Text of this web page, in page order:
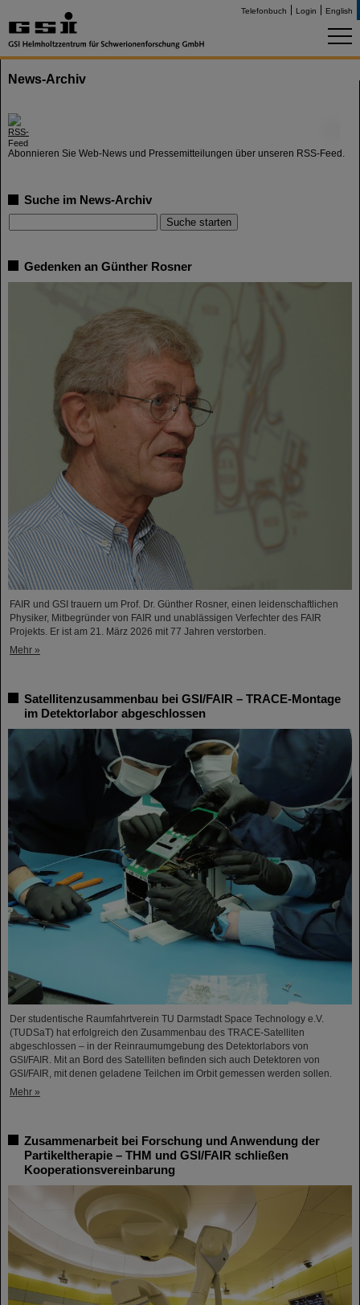
Telefonbuch Login English
News-Archiv
Abonnieren Sie Web-News und Pressemitteilungen über unseren RSS-Feed.
Suche im News-Archiv
Gedenken an Günther Rosner
FAIR und GSI trauern um Prof. Dr. Günther Rosner, einen leidenschaftlichen
Physiker, Mitbegründer von FAIR und unablässigen Verfechter des FAIR
Projekts. Er ist am 21. März 2026 mit 77 Jahren verstorben.
Mehr »
Satellitenzusammenbau bei GSI/FAIR – TRACE-Montage
im Detektorlabor abgeschlossen
Der studentische Raumfahrtverein TU Darmstadt Space Technology e.V.
(TUDSaT) hat erfolgreich den Zusammenbau des TRACE-Satelliten
abgeschlossen – in der Reinraumumgebung des Detektorlabors von
GSI/FAIR. Mit an Bord des Satelliten befinden sich auch Detektoren von
GSI/FAIR, mit denen geladene Teilchen im Orbit gemessen werden sollen.
Mehr »
Zusammenarbeit bei Forschung und Anwendung der
Partikeltherapie – THM und GSI/FAIR schließen
Kooperationsvereinbarung